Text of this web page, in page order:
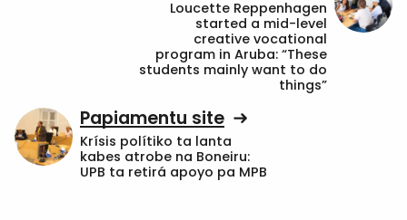
Loucette Reppenhagen
started a mid-level
creative vocational
program in Aruba: “These
students mainly want to do
things”
Papiamentu site
Krísis polítiko ta lanta
kabes atrobe na Boneiru:
UPB ta retirá apoyo pa MPB